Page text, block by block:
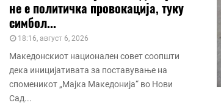
не е политичка провокација, туку
симбол...
18:16, август 6, 2026
Македонскиот национален совет соопшти
дека иницијативата за поставување на
споменикот „Мајка Македонија“ во Нови
Сад...